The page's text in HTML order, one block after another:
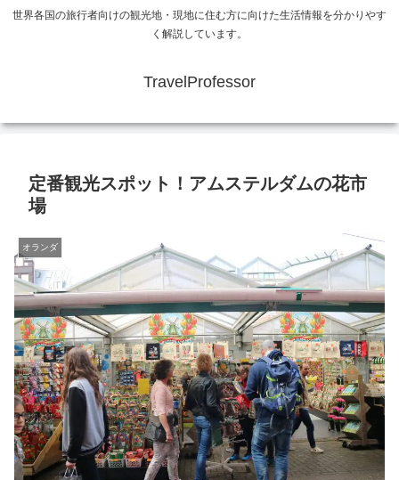
世界各国の旅行者向けの観光地・現地に住む方に向けた生活情報を分かりやす
く解説しています。
TravelProfessor
定番観光スポット！アムステルダムの花市
場
オランダ